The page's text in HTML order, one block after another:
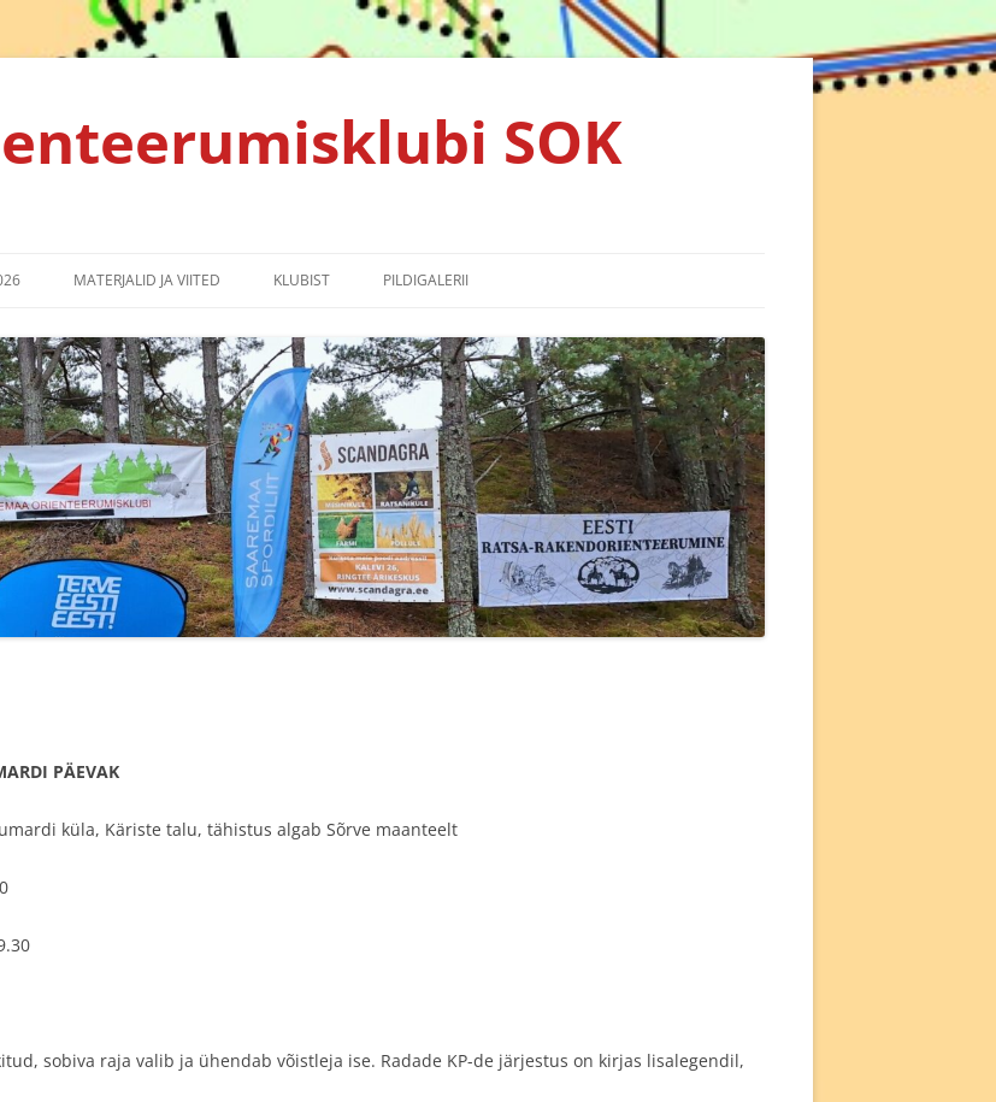
SOK
TULEMUSED VÄLE PÄTT 2018
MATERJALID JA VIITED
KORRALDAJALE
SPRINDIRAJA LEPPEMÄRGID
KLUBIST
PRIVAATSUSPOLIITIKA
PILDIGALERII
PÄEVAK
küla, Käriste talu, tähistus algab Sõrve maanteelt
sobiva raja valib ja ühendab võistleja ise. Radade KP-de järjestus on kirjas lisalegendil,